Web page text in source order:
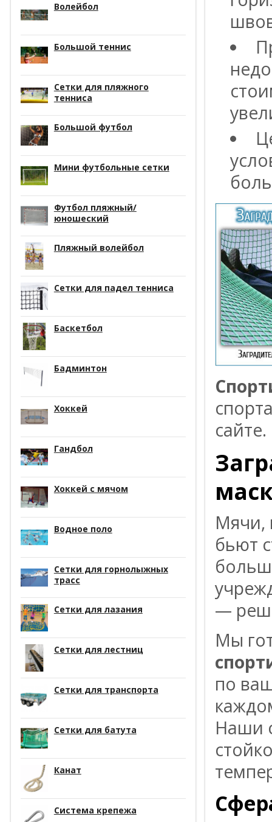
Волейбол
Большой теннис
Сетки для пляжного
тенниса
Большой футбол
Мини футбольные сетки
Футбол пляжный/
юношеский
Пляжный волейбол
Сетки для падел тенниса
Баскетбол
Бадминтон
Хоккей
Гандбол
Хоккей с мячом
Водное поло
Сетки для горнолыжных
трасс
Сетки для лазания
Сетки для лестниц
Сетки для транспорта
Сетки для батута
Канат
Система крепежа
сайте.
Мячи,
бьют
—
Мы
по
Наши